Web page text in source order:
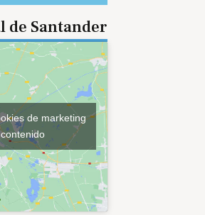
de Santander
de marketing